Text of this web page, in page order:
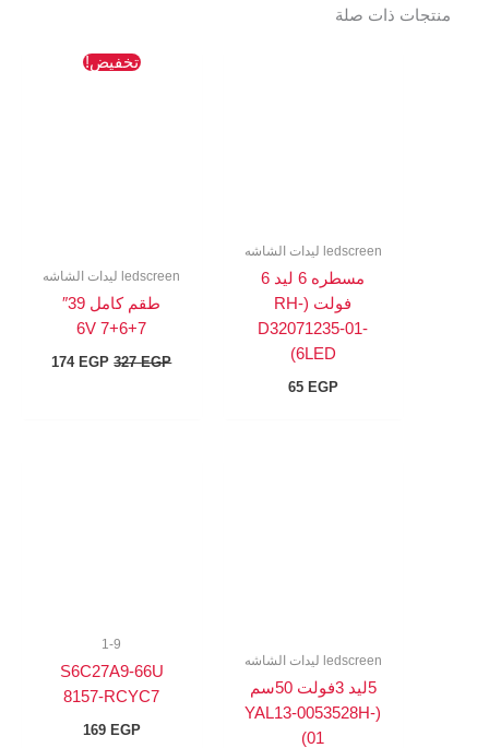
منتجات ذات صلة
ledscreen ليدات الشاشه
مسطره 6 ليد 6
فولت (RH-
D32071235-01-
6LED)
65 EGP
تخفيض!
ledscreen ليدات الشاشه
طقم كامل 39″
7+6+7 6V
327EGP
السعر
الأصلي
174 EGP
ledscreen ليدات الشاشه
5ليد 3فولت 50سم
(YAL13-0053528H-
01)
1-9
S6C27A9-66U
8157-RCYC7
169 EGP